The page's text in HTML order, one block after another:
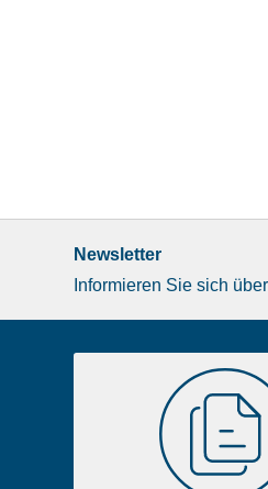
Newsletter
Informieren Sie sich